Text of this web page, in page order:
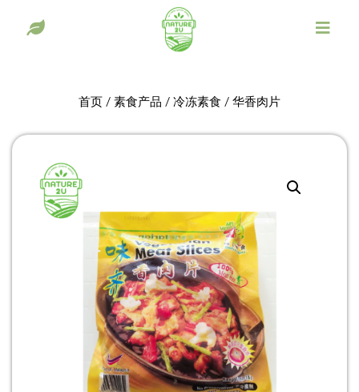
首页 / 素食产品 / 冷冻素食 / 华香肉片